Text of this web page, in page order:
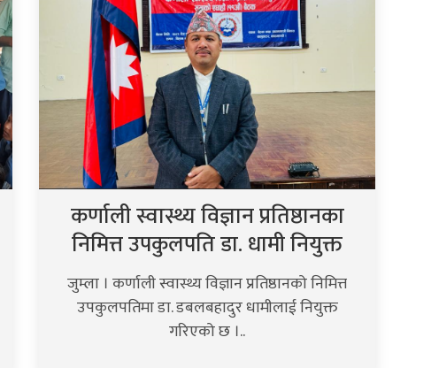
कर्णाली स्वास्थ्य विज्ञान प्रतिष्ठानका
निमित्त उपकुलपति डा. धामी नियुक्त
जुम्ला । कर्णाली स्वास्थ्य विज्ञान प्रतिष्ठानको निमित्त
उपकुलपतिमा डा. डबलबहादुर धामीलाई नियुक्त
गरिएको छ ।..